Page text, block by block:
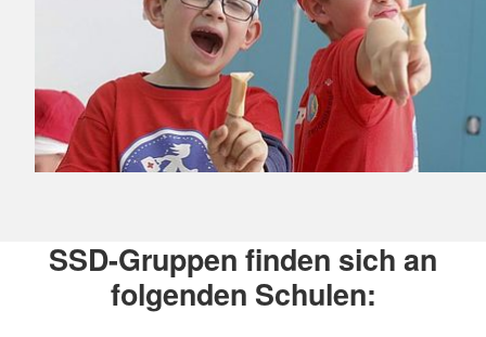
SSD-Gruppen finden sich an
folgenden Schulen: